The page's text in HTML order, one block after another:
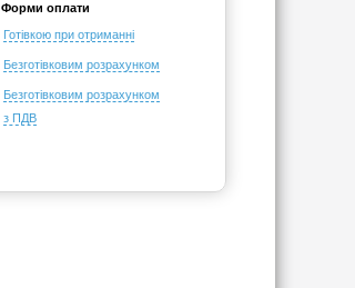
Форми оплати
Готівкою при отриманні
Безготівковим розрахунком
Безготівковим розрахунком
з ПДВ